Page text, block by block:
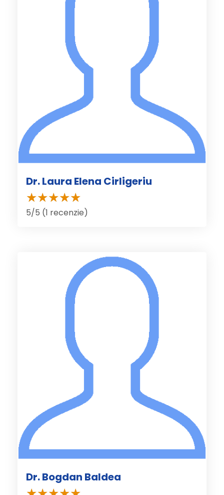
Dr. Laura Elena Cirligeriu
5/5 (1 recenzie)
Dr. Bogdan Baldea